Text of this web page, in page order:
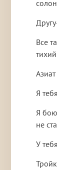
Все
Азиат
Я
Я
не
У